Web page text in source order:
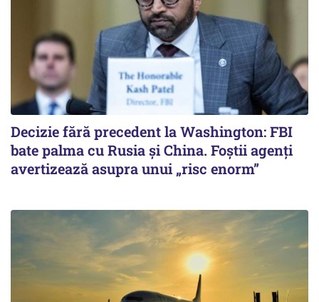
Decizie fără precedent la Washington: FBI
bate palma cu Rusia și China. Foștii agenți
avertizează asupra unui „risc enorm”